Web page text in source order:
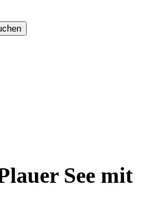
See mit